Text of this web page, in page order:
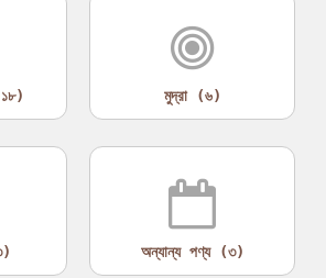
মুদ্রা (৬)
অন্যান্য পণ্য (৩)